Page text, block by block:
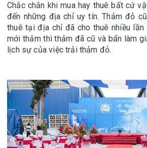
Chắc chắn khi mua hay thuê bất cứ
đến những địa chỉ uy tín. Thảm đỏ
thuê tại địa chỉ đã cho thuê nhiều
mới thảm thì thảm đã cũ và bẩn làm
lịch sự của việc trải thảm đỏ.